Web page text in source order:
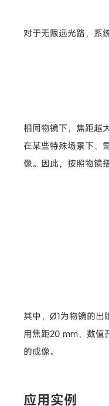
对于无限远光路，系
相同物镜下，焦距越
在某些特殊场景下，
像。因此，按照物镜
其中，Ø1为物镜的出
用焦距20 mm，数值
的成像。
应用实例